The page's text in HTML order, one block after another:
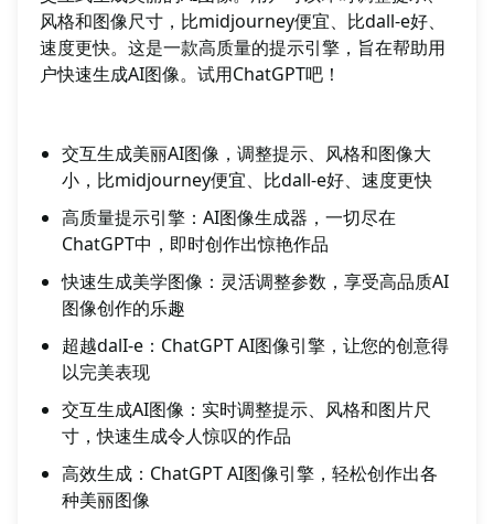
风格和图像尺寸，比midjourney便宜、比dall-e好、
速度更快。这是一款高质量的提示引擎，旨在帮助用
户快速生成AI图像。试用ChatGPT吧！
交互生成美丽AI图像，调整提示、风格和图像大
小，比midjourney便宜、比dall-e好、速度更快
高质量提示引擎：AI图像生成器，一切尽在
ChatGPT中，即时创作出惊艳作品
快速生成美学图像：灵活调整参数，享受高品质AI
图像创作的乐趣
超越dalI-e：ChatGPT AI图像引擎，让您的创意得
以完美表现
交互生成AI图像：实时调整提示、风格和图片尺
寸，快速生成令人惊叹的作品
高效生成：ChatGPT AI图像引擎，轻松创作出各
种美丽图像